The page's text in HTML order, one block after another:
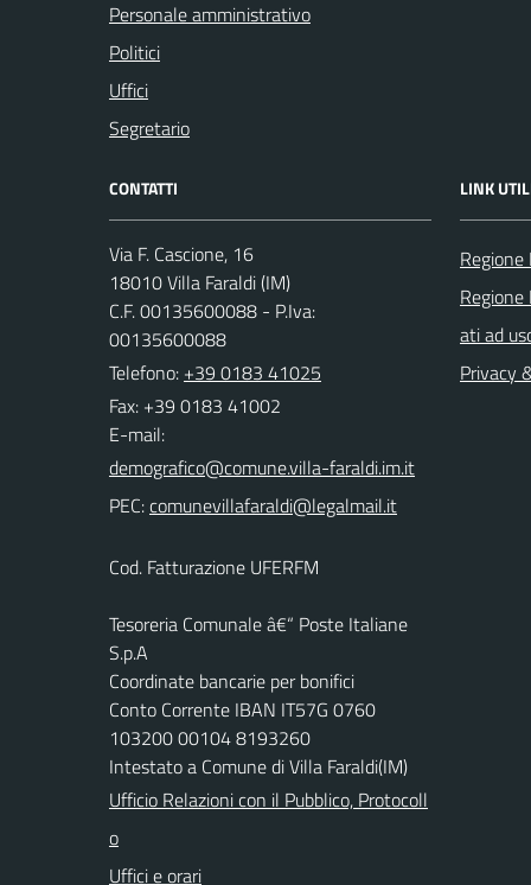
Personale amministrativo
Politici
Uffici
Segretario
CONTATTI
Via F. Cascione, 16
18010 Villa Faraldi (IM)
C.F. 00135600088 - P.Iva:
00135600088
Telefono: +39 0183 41025
Fax: +39 0183 41002
E-mail:
PEC:
Cod. Fatturazione UFERFM
Tesoreria Comunale â€“ Poste Italiane
S.p.A
Coordinate bancarie per bonifici
Conto Corrente IBAN IT57G 0760
103200 00104 8193260
Intestato a Comune di Villa Faraldi(IM)
Ufficio Relazioni con il Pubblico, Protocoll
o
Uffici e orari
LINK
Regione
ati ad
Privacy